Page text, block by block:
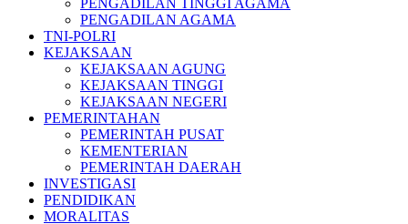
PENGADILAN TINGGI AGAMA
PENGADILAN AGAMA
TNI-POLRI
KEJAKSAAN
KEJAKSAAN AGUNG
KEJAKSAAN TINGGI
KEJAKSAAN NEGERI
PEMERINTAHAN
PEMERINTAH PUSAT
KEMENTERIAN
PEMERINTAH DAERAH
INVESTIGASI
PENDIDIKAN
MORALITAS